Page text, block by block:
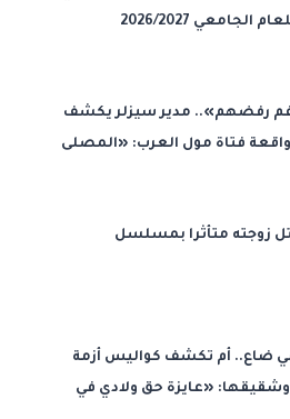
الجامعي 2026/2027
رفضهم».. مدير سيزلر يكشف
فتاة مول العرب: «المصلى
زوجته متأثرا بمسلسل
ضاع.. أم تكشف كواليس أزمة
وشقيقها: «عايزة حق ولادي في